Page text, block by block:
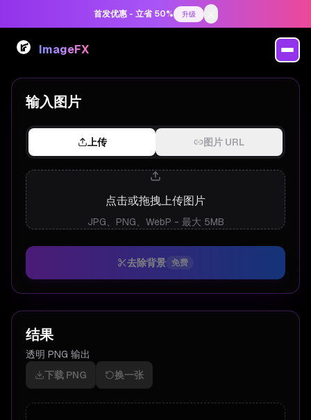
首发优惠 - 立省 50% 升级
ImageFX
AI 背景移除工具
输入图片
上传 图片 URL
点击或拖拽上传图片
JPG、PNG、WebP - 最大 5MB
去除背景 免费
结果
透明 PNG 输出
下载 PNG
换一张